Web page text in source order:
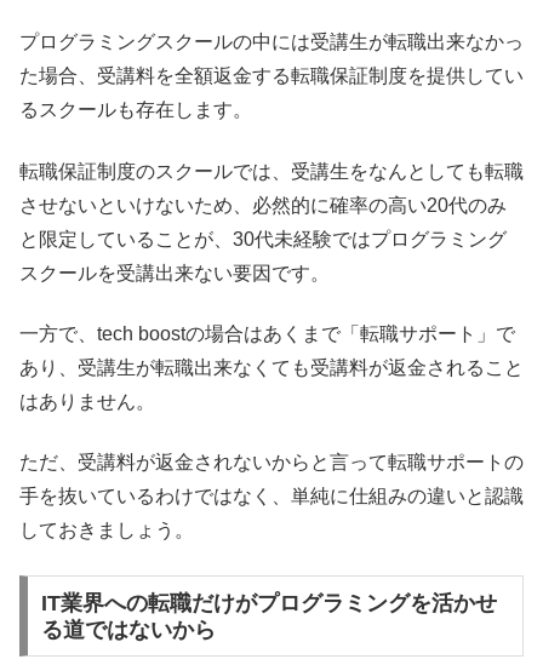
プログラミングスクールの中には受講生が転職出来なかっ
た場合、受講料を全額返金する転職保証制度を提供してい
るスクールも存在します。
転職保証制度のスクールでは、受講生をなんとしても転職
させないといけないため、必然的に確率の高い20代のみ
と限定していることが、30代未経験ではプログラミング
スクールを受講出来ない要因です。
一方で、tech boostの場合はあくまで「転職サポート」で
あり、受講生が転職出来なくても受講料が返金されること
はありません。
ただ、受講料が返金されないからと言って転職サポートの
手を抜いているわけではなく、単純に仕組みの違いと認識
しておきましょう。
IT業界への転職だけがプログラミングを活かせ
る道ではないから